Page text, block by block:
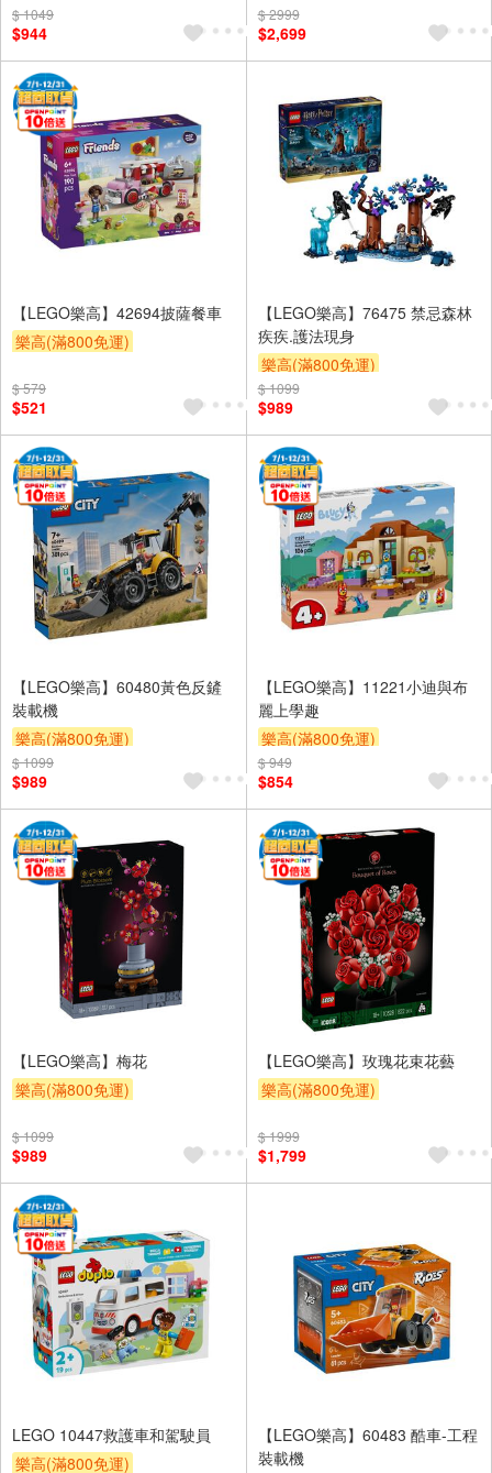
$ 1049
$944
$ 2999
$2,699
【LEGO樂高】42694披薩餐車
樂高(滿800免運)
$ 579
$521
【LEGO樂高】76475 禁忌森林
疾疾.護法現身
樂高(滿800免運)
$ 1099
$989
【LEGO樂高】60480黃色反鏟
裝載機
樂高(滿800免運)
$ 1099
$989
【LEGO樂高】11221小迪與布
麗上學趣
樂高(滿800免運)
$ 949
$854
【LEGO樂高】梅花
樂高(滿800免運)
$ 1099
$989
【LEGO樂高】玫瑰花束花藝
樂高(滿800免運)
$ 1999
$1,799
LEGO 10447救護車和駕駛員
樂高(滿800免運)
【LEGO樂高】60483 酷車-工程
裝載機